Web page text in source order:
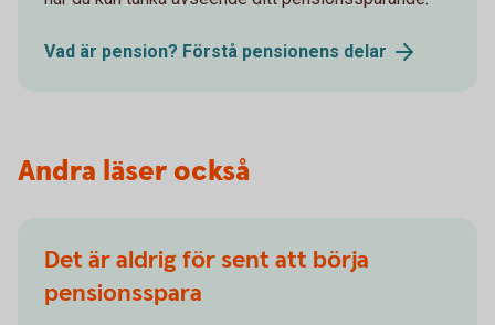
Vad är pension? Förstå pensionens delar
Andra läser också
Det är aldrig för sent att börja
pensionsspara